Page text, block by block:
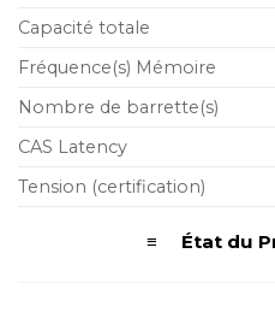
Capacité totale
Fréquence(s) Mémoire
Nombre de barrette(s)
CAS Latency
Tension (certification)
≡ État du